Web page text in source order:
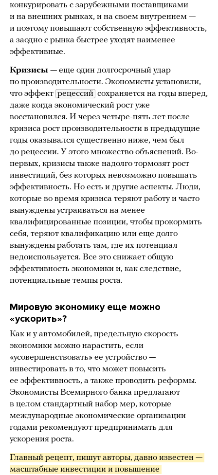
конкурировать с зарубежными поставщиками
и на внешних рынках, и на своем внутреннем —
и поэтому повышают собственную эффективность,
а заодно с рынка быстрее уходят наименее
эффективные.
Кризисы — еще один долгосрочный удар
по производительности. Экономисты установили,
что эффект рецессий сохраняется на годы вперед,
даже когда экономический рост уже
восстановился. И через четыре-пять лет после
кризиса рост производительности в предыдущие
годы оказывался существенно ниже, чем был
до рецессии. У этого множество объяснений. Во-
первых, кризисы также надолго тормозят рост
инвестиций, без которых невозможно повышать
эффективность. Но есть и другие аспекты. Люди,
которые во время кризиса теряют работу и часто
вынуждены устраиваться на менее
квалифицированные позиции, чтобы прокормить
себя, теряют квалификацию или еще долго
вынуждены работать там, где их потенциал
недоиспользуется. Все это снижает общую
эффективность экономики и, как следствие,
потенциальные темпы роста.
Мировую экономику еще можно
«ускорить»?
Как и у автомобилей, предельную скорость
экономики можно нарастить, если
«усовершенствовать» ее устройство —
инвестировать в то, что может повысить
ее эффективность, а также проводить реформы.
Экономисты Всемирного банка предлагают
в целом стандартный набор мер, которые
международные экономические организации
годами рекомендуют предпринимать для
ускорения роста.
Главный рецепт, пишут авторы, давно известен —
масштабные инвестиции и повышение